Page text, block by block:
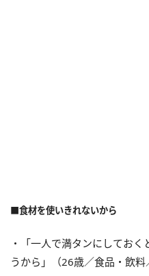
■食材を使いきれないから
・「一人で満タンにしてお
うから」（26歳／食品・飲料